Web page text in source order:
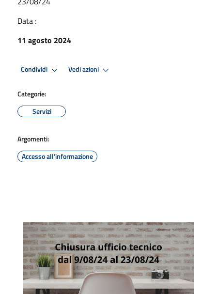
Data :
11 agosto 2024
Condividi Vedi azioni
Categorie:
Servizi
Argomenti:
Accesso all'informazione